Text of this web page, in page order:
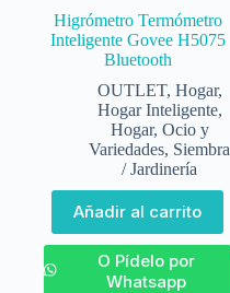
Higrómetro Termómetro
Inteligente Govee H5075
Bluetooth
OUTLET, Hogar,
Hogar Inteligente,
Hogar, Ocio y
Variedades, Siembra
/ Jardinería
Añadir al carrito
O Pídelo por
Whatsapp